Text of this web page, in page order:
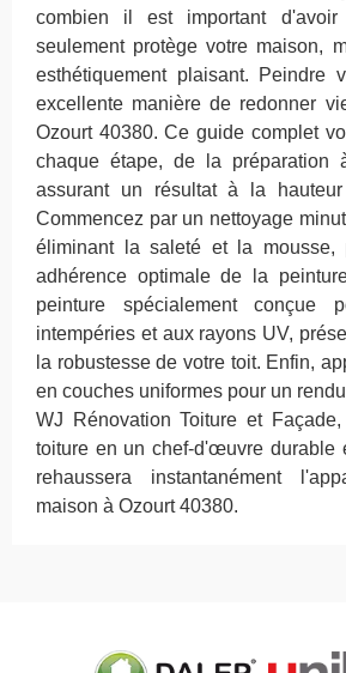
combien il est important
seulement protège votre maison,
esthétiquement plaisant. Peindre
excellente manière de redonner
Ozourt 40380. Ce guide complet
chaque étape, de la préparation
assurant un résultat à la
Commencez par un nettoyage
éliminant la saleté et la mousse,
adhérence optimale de la
peinture spécialement conçue
intempéries et aux rayons UV,
la robustesse de votre toit. Enfin,
en couches uniformes pour un
WJ Rénovation Toiture et
toiture en un chef-d'œuvre durable
rehaussera instantanément
maison à Ozourt 40380.